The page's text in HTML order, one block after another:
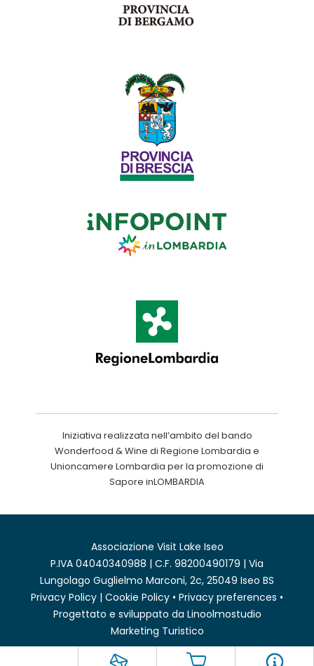
Iniziativa realizzata nell’ambito del bando
Wonderfood & Wine di Regione Lombardia e
Unioncamere Lombardia per la promozione di
Sapore inLOMBARDIA
Associazione Visit Lake Iseo
P.IVA 04040340988 | C.F. 98200490179 | Via
Lungolago Guglielmo Marconi, 2c, 25049 Iseo BS
Privacy Policy | Cookie Policy • Privacy preferences •
Progettato e sviluppato da Linoolmostudio
Marketing Turistico